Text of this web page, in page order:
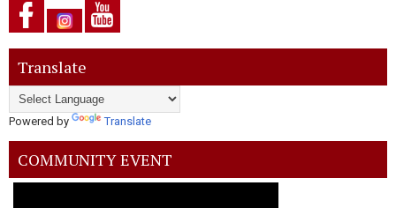
Translate
Powered by Translate
COMMUNITY EVENT